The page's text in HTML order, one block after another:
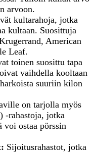
arvoon.
kultarahoja, jotka
kultaan. Suosittuja
American
Leaf.
toinen suosittu tapa
vaihdella kooltaan
suuriin kilon
on tarjolla myös
-rahastoja, jotka
voi ostaa pörssin
Sijoitusrahastot, jotka